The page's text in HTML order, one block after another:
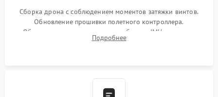
Сборка дрона с соблюдением моментов затяжки винтов.
Обновление прошивки полетного контроллера.
Обязательная программная калибровка IMU-сенсоров,
компаса, датчиков позиционирования и горизонта подвеса
Подробнее